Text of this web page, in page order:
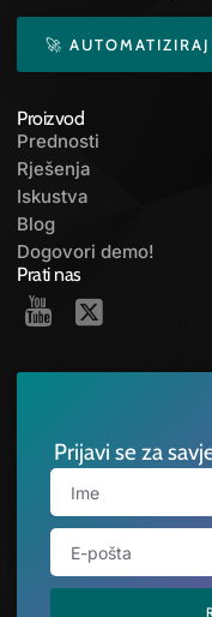
🚀
Proizvod
Prednosti
Rješenja
Iskustva
Blog
Dogovori demo!
Prati nas
Prijavi se za